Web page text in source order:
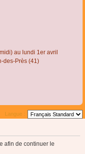
au lundi 1er avril
des-Près (41)
Langue :
afin de continuer le